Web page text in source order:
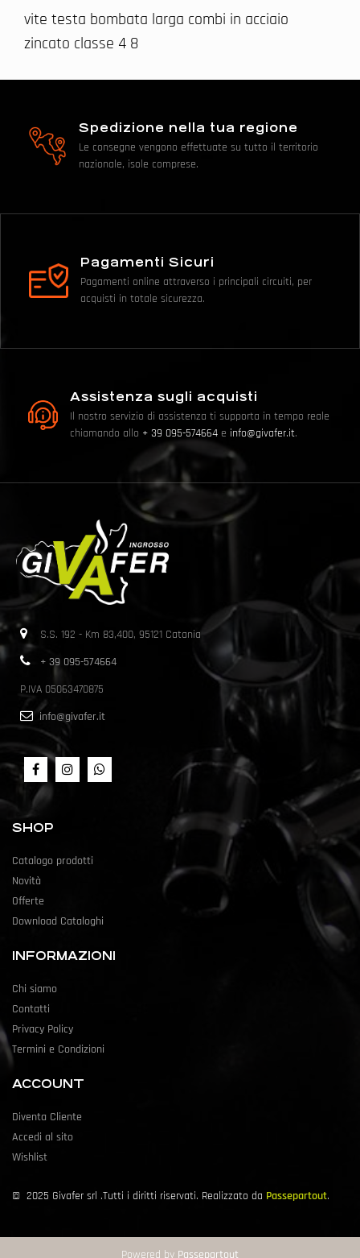
vite testa bombata larga combi in acciaio
zincato classe 4 8
Spedizione nella tua regione
Le consegne vengono effettuate su tutto il territorio
nazionale, isole comprese.
Pagamenti Sicuri
Pagamenti online attraverso i principali circuiti, per
acquisti in totale sicurezza.
Assistenza sugli acquisti
Il nostro servizio di assistenza ti supporta in tempo reale
chiamando allo + 39 095-574664 e info@givafer.it.
S.S. 192 - Km 83,400, 95121 Catania
+ 39 095-574664
P.IVA 05063470875
info@givafer.it
SHOP
Catalogo prodotti
Novità
Offerte
Download Cataloghi
INFORMAZIONI
Chi siamo
Contatti
Privacy Policy
Termini e Condizioni
ACCOUNT
Diventa Cliente
Accedi al sito
Wishlist
© 2025 Givafer srl .Tutti i diritti riservati. Realizzato da Passepartout.
Powered by Passepartout